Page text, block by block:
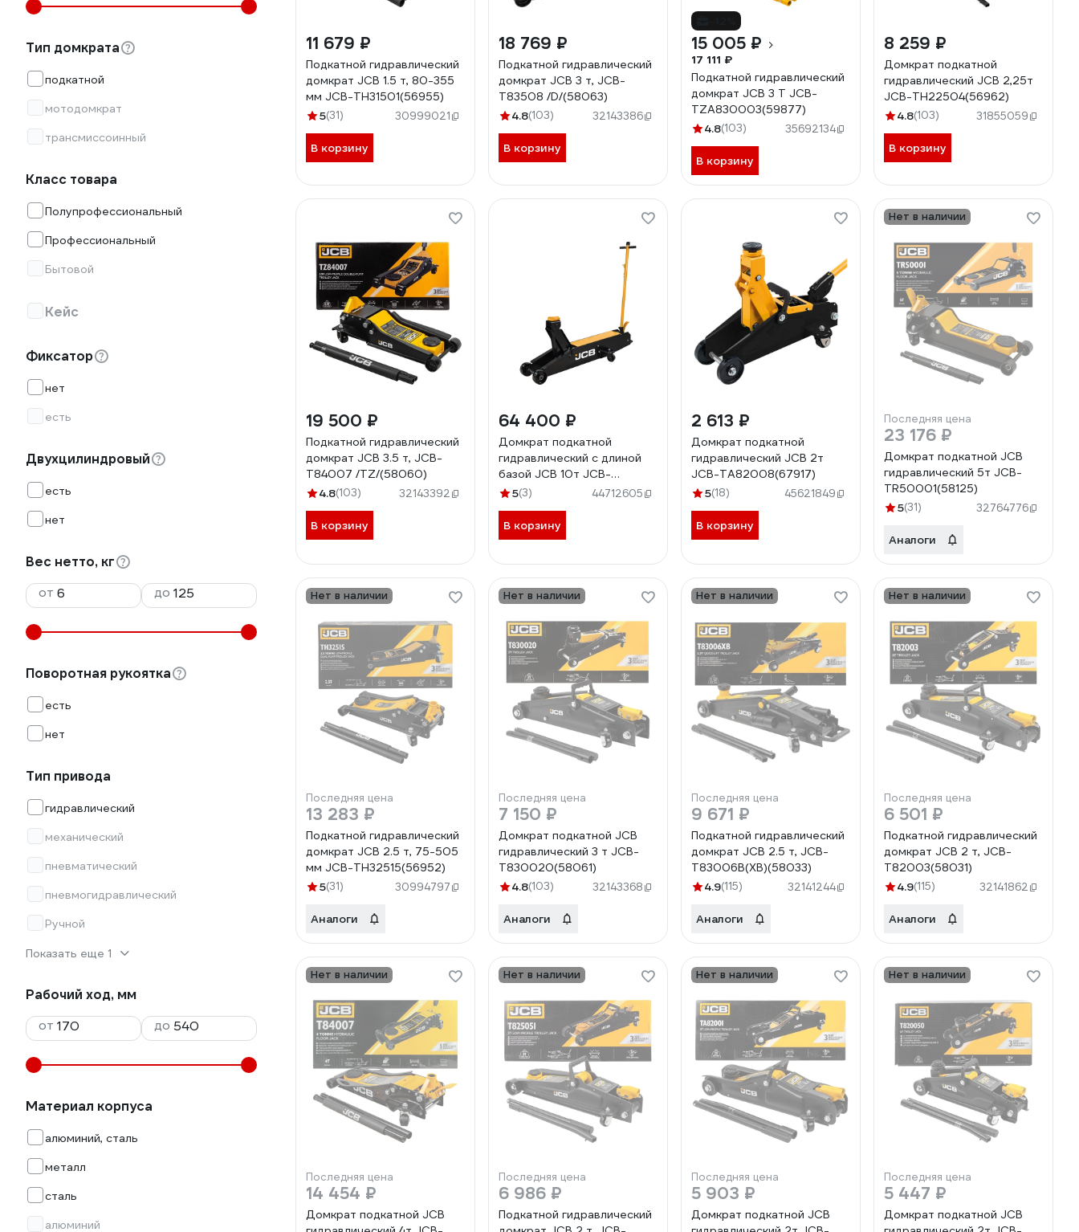
Тип домкрата
подкатной
мотодомкрат
трансмиссоинный
Класс товара
Полупрофессиональный
Профессиональный
Бытовой
Кейс
Фиксатор
нет
есть
Двухцилиндровый
есть
нет
Вес нетто, кг
от
до
Поворотная рукоятка
есть
нет
Тип привода
гидравлический
механический
пневматический
пневмогидравлический
Ручной
Показать еще 1
Рабочий ход, мм
от
до
Материал корпуса
алюминий, сталь
металл
сталь
алюминий
11 679 ₽
Подкатной гидравлический
домкрат JCB 1.5 т, 80-355
мм JCB-TH31501(56955)
5(31) 30999021
В корзину
18 769 ₽
Подкатной гидравлический
домкрат JCB 3 т, JCB-
T83508 /D/(58063)
4.8(103) 32143386
В корзину
15 005 ₽
17 111 ₽
Подкатной гидравлический
домкрат JCB 3 Т JCB-
TZA830003(59877)
4.8(103) 35692134
В корзину
8 259 ₽
Домкрат подкатной
гидравлический JCB 2,25т
JCB-TH22504(56962)
4.8(103) 31855059
В корзину
19 500 ₽
Подкатной гидравлический
домкрат JCB 3.5 т, JCB-
T84007 /TZ/(58060)
4.8(103) 32143392
В корзину
64 400 ₽
Домкрат подкатной
гидравлический с длиной
базой JCB 10т JCB-
TR100001(67552)
5(3) 44712605
В корзину
2 613 ₽
Домкрат подкатной
гидравлический JCB 2т
JCB-TA82008(67917)
5(18) 45621849
В корзину
Нет в наличии
Последняя цена
23 176 ₽
Домкрат подкатной JCB
гидравлический 5т JCB-
TR50001(58125)
5(31) 32764776
Аналоги
Нет в наличии
Последняя цена
13 283 ₽
Подкатной гидравлический
домкрат JCB 2.5 т, 75-505
мм JCB-TH32515(56952)
5(31) 30994797
Аналоги
Нет в наличии
Последняя цена
7 150 ₽
Домкрат подкатной JCB
гидравлический 3 т JCB-
T830020(58061)
4.8(103) 32143368
Аналоги
Нет в наличии
Последняя цена
9 671 ₽
Подкатной гидравлический
домкрат JCB 2.5 т, JCB-
T83006B(XB)(58033)
4.9(115) 32141244
Аналоги
Нет в наличии
Последняя цена
6 501 ₽
Подкатной гидравлический
домкрат JCB 2 т, JCB-
T82003(58031)
4.9(115) 32141862
Аналоги
Нет в наличии
Последняя цена
14 454 ₽
Домкрат подкатной JCB
Нет в наличии
Последняя цена
6 986 ₽
Подкатной гидравлический
Нет в наличии
Последняя цена
5 903 ₽
Домкрат подкатной JCB
Нет в наличии
Последняя цена
5 447 ₽
Домкрат подкатной JCB